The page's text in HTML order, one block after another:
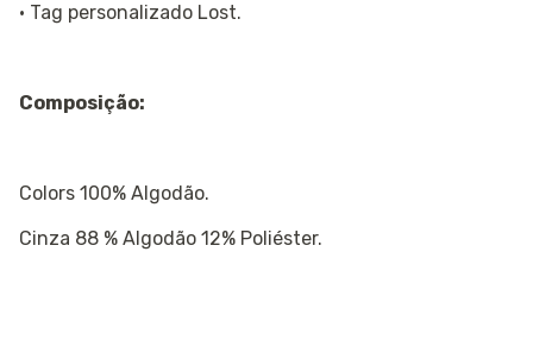
· Tag personalizado Lost.
Composição:
Colors 100% Algodão.
Cinza 88 % Algodão 12% Poliéster.